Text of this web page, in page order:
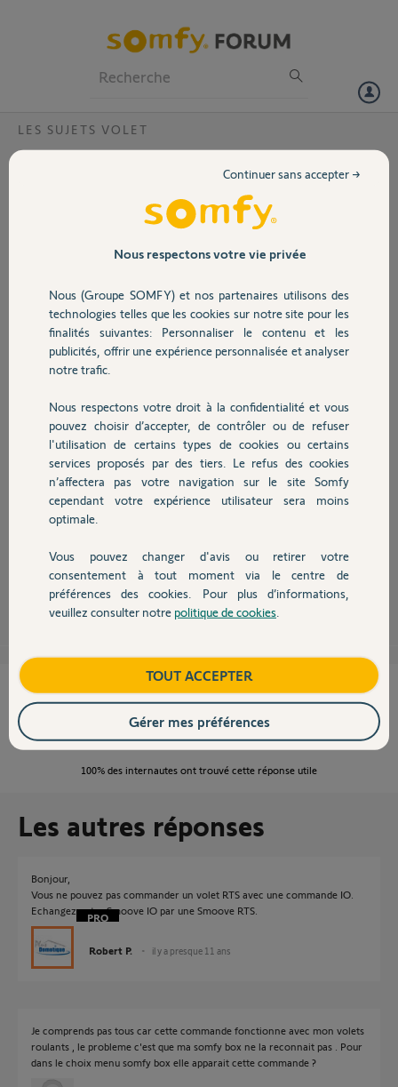
Volet
Sécurité
Domotique
Chauffage
Autres produits
Devis avec un pro
Contact
LES SUJETS VOLET
Bonjour , j'ai installé un volets roulants rts avec une commande
mural sans fil ( smoove origin IO ) fourni pas le fabricant volets car
sur mesure avec une motorisation somfy . J'essaye de l'ajouter a ma
somfy box sans resultat . Pour moi il me demande d'appuyer 2s sur le
bouton prog , j'ai fais plusieurs sans succès, ma question que dois-je
pascal
Participer au fil de discussion
Faites une RàZ pour supprimer la clé de sécurité IO, vous pourrez ensuite
l'enregistrer sur Tahoma en suivant la procédure d'enregistrement avec
la Smoove IO dans le menu "équipement io".
Voici comment faire la RàZ de votre moteur.
zero-reglage-fin-course
Robert P. il y a presque 11 ans
Cette réponse vous a-t-elle aidé ?
NON OUI
100% des internautes ont trouvé cette réponse utile
Les autres réponses
Bonjour,
Vous ne pouvez pas commander un volet RTS avec une commande IO.
Echangez votre Smoove IO par une Smoove RTS.
Robert P. il y a presque 11 ans
Je comprends pas tous car cette commande fonctionne avec mon volets
roulants , le probleme c'est que ma somfy box ne la reconnait pas . Pour
dans le choix menu somfy box elle apparait cette commande ?
Nous respectons votre vie privée
Nous (Groupe SOMFY) et nos partenaires utilisons des
technologies telles que les cookies sur notre site pour les
finalités suivantes: Personnaliser le contenu et les
publicités, offrir une expérience personnalisée et analyser
notre trafic.
Nous respectons votre droit à la confidentialité et vous
pouvez choisir d’accepter, de contrôler ou de refuser
l'utilisation de certains types de cookies ou certains
services proposés par des tiers. Le refus des cookies
n’affectera pas votre navigation sur le site Somfy
cependant votre expérience utilisateur sera moins
optimale.
Vous pouvez changer d'avis ou retirer votre
consentement à tout moment via le centre de
préférences des cookies. Pour plus d’informations,
veuillez consulter notre politique de cookies
Continuer sans accepter →
TOUT ACCEPTER
Gérer mes préférences